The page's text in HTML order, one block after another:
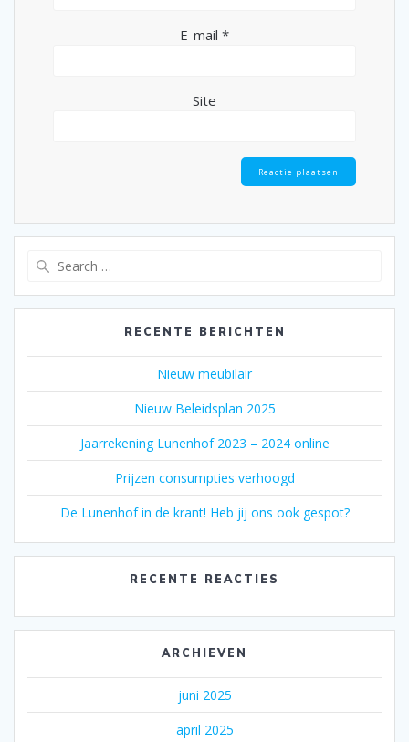
E-mail *
Site
RECENTE BERICHTEN
Nieuw meubilair
Nieuw Beleidsplan 2025
Jaarrekening Lunenhof 2023 – 2024 online
Prijzen consumpties verhoogd
De Lunenhof in de krant! Heb jij ons ook gespot?
RECENTE REACTIES
ARCHIEVEN
juni 2025
april 2025